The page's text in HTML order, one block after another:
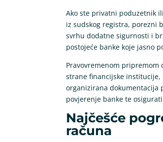
Ako ste privatni poduzetnik
iz sudskog registra, porezni
svrhu dodatne sigurnosti i
postojeće banke koje jasno
Pravovremenom
strane financijske
organizirana dokumentacija
povjerenje banke te
Najčešće
računa